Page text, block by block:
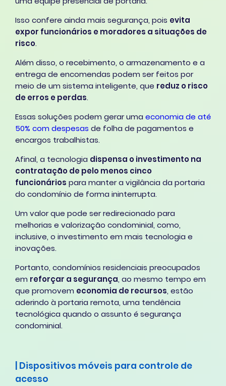
Isso confere ainda mais segurança, pois evita
expor funcionários e moradores a situações de
risco.
Além disso, o recebimento, o armazenamento e a
entrega de encomendas podem ser feitos por
meio de um sistema inteligente, que reduz o risco
de erros e perdas.
Essas soluções podem gerar uma economia de até
50% com despesas de folha de pagamentos e
encargos trabalhistas.
Afinal, a tecnologia dispensa o investimento na
contratação de pelo menos cinco
funcionários para manter a vigilância da portaria
do condomínio de forma ininterrupta.
Um valor que pode ser redirecionado para
melhorias e valorização condominial, como,
inclusive, o investimento em mais tecnologia e
inovações.
Portanto, condomínios residenciais preocupados
em reforçar a segurança, ao mesmo tempo em
que promovem economia de recursos, estão
aderindo à portaria remota, uma tendência
tecnológica quando o assunto é segurança
condominial.
| Dispositivos móveis para controle de
acesso